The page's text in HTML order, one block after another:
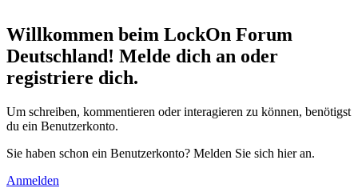
Willkommen beim LockOn Forum
Deutschland! Melde dich an oder
registriere dich.
Um schreiben, kommentieren oder interagieren zu können, benötigst
du ein Benutzerkonto.
Sie haben schon ein Benutzerkonto? Melden Sie sich hier an.
Anmelden